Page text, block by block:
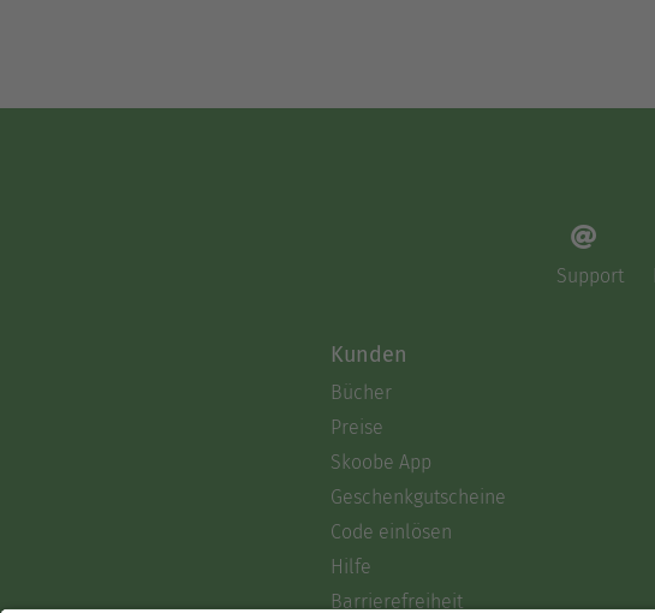
Support
Kunden
Bücher
Preise
Skoobe App
Geschenkgutscheine
Code einlösen
Hilfe
Barrierefreiheit